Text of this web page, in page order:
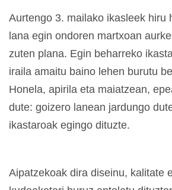
Aurtengo 3. mailako ikasleek hiru
lana egin ondoren martxoan
zuten plana. Egin beharreko
iraila amaitu baino lehen burutu
Honela, apirila eta maiatzean,
dute: goizero lanean jardungo
ikastaroak egingo dituzte.
Aipatzekoak dira diseinu, kalitate